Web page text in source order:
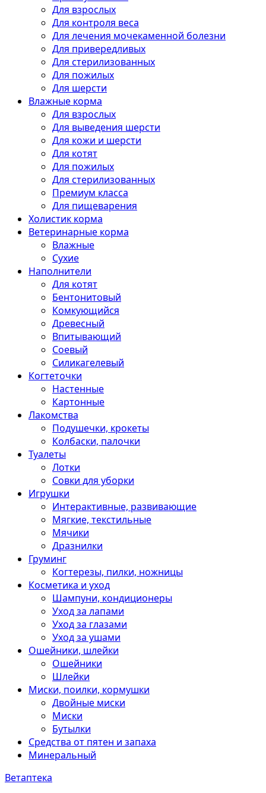
Для взрослых
Для контроля веса
Для лечения мочекаменной болезни
Для привередливых
Для стерилизованных
Для пожилых
Для шерсти
Влажные корма
Для взрослых
Для выведения шерсти
Для кожи и шерсти
Для котят
Для пожилых
Для стерилизованных
Премиум класса
Для пищеварения
Холистик корма
Ветеринарные корма
Влажные
Сухие
Наполнители
Для котят
Бентонитовый
Комкующийся
Древесный
Впитывающий
Соевый
Силикагелевый
Когтеточки
Настенные
Картонные
Лакомства
Подушечки, крокеты
Колбаски, палочки
Туалеты
Лотки
Совки для уборки
Игрушки
Интерактивные, развивающие
Мягкие, текстильные
Мячики
Дразнилки
Груминг
Когтерезы, пилки, ножницы
Косметика и уход
Шампуни, кондиционеры
Уход за лапами
Уход за глазами
Уход за ушами
Ошейники, шлейки
Ошейники
Шлейки
Миски, поилки, кормушки
Двойные миски
Миски
Бутылки
Средства от пятен и запаха
Минеральный
Ветаптека